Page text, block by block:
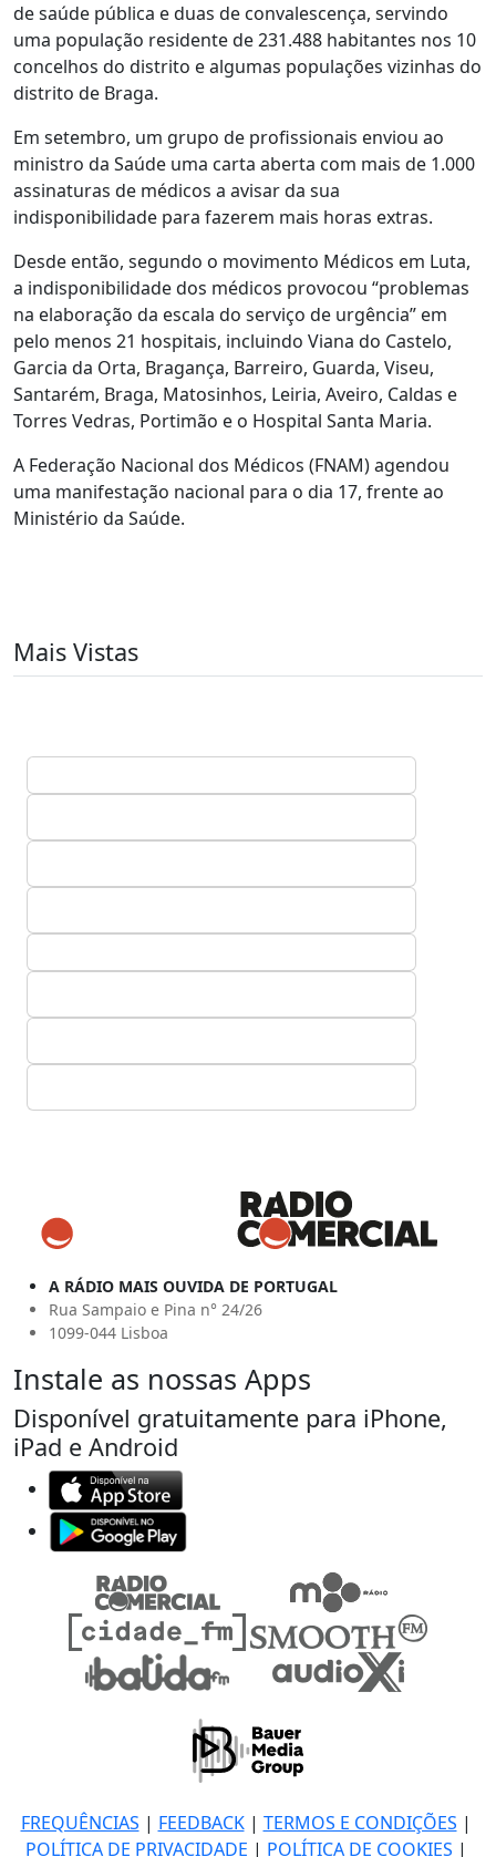
de saúde pública e duas de convalescença, servindo
uma população residente de 231.488 habitantes nos 10
concelhos do distrito e algumas populações vizinhas do
distrito de Braga.
Em setembro, um grupo de profissionais enviou ao
ministro da Saúde uma carta aberta com mais de 1.000
assinaturas de médicos a avisar da sua
indisponibilidade para fazerem mais horas extras.
Desde então, segundo o movimento Médicos em Luta,
a indisponibilidade dos médicos provocou “problemas
na elaboração da escala do serviço de urgência” em
pelo menos 21 hospitais, incluindo Viana do Castelo,
Garcia da Orta, Bragança, Barreiro, Guarda, Viseu,
Santarém, Braga, Matosinhos, Leiria, Aveiro, Caldas e
Torres Vedras, Portimão e o Hospital Santa Maria.
A Federação Nacional dos Médicos (FNAM) agendou
uma manifestação nacional para o dia 17, frente ao
Ministério da Saúde.
Mais Vistas
A RÁDIO MAIS OUVIDA DE PORTUGAL
Rua Sampaio e Pina n° 24/26
1099-044 Lisboa
Instale as nossas Apps
Disponível gratuitamente para iPhone,
iPad e Android
FREQUÊNCIAS | FEEDBACK| TERMOS E CONDIÇÕES |
POLÍTICA DE PRIVACIDADE | POLÍTICA DE COOKIES |